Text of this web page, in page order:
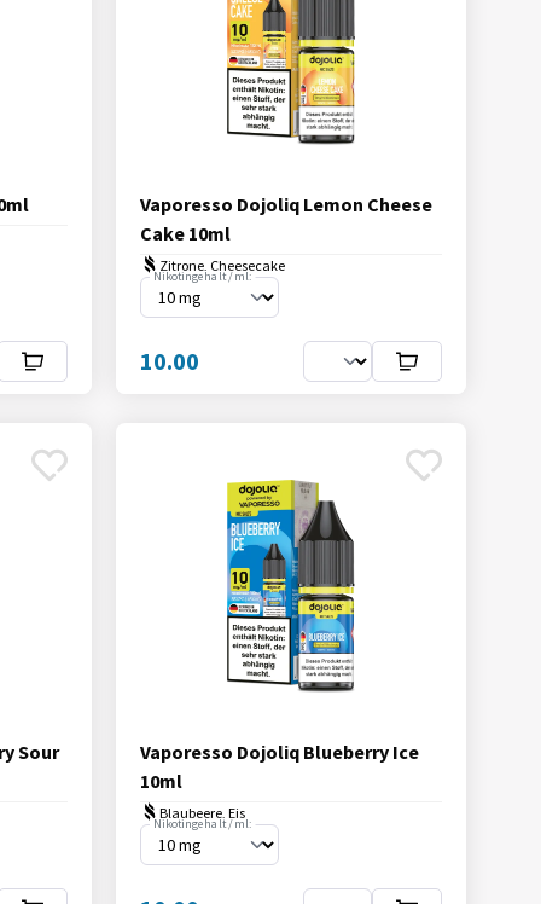
Vaporesso Dojoliq Lemon Cheese
Cake 10ml
Zitrone, Cheesecake
Nikotingehalt / ml:
10.00
Sour
Vaporesso Dojoliq Blueberry Ice
10ml
Blaubeere, Eis
Nikotingehalt / ml: